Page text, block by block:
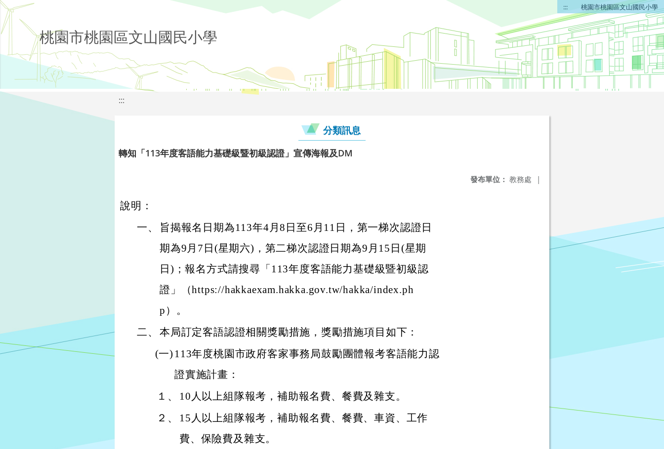
::: 桃園市桃園區文山國民小學
桃園市桃園區文山國民小學
:::
分類訊息
轉知「113年度客語能力基礎級暨初級認證」宣傳海報及DM
發布單位： 教務處 |
說明：
一、
旨揭報名日期為113年4月8日至6月11日，第一梯次認證日
期為9月7日(星期六)，第二梯次認證日期為9月15日(星期
日)；報名方式請搜尋「113年度客語能力基礎級暨初級認
證」（https://hakkaexam.hakka.gov.tw/hakka/index.ph
p）。
二、 本局訂定客語認證相關獎勵措施，獎勵措施項目如下：
(一) 113年度桃園市政府客家事務局鼓勵團體報考客語能力認
證實施計畫：
１、
10人以上組隊報考，補助報名費、餐費及雜支。
２、
15人以上組隊報考，補助報名費、餐費、車資、工作
費、保險費及雜支。